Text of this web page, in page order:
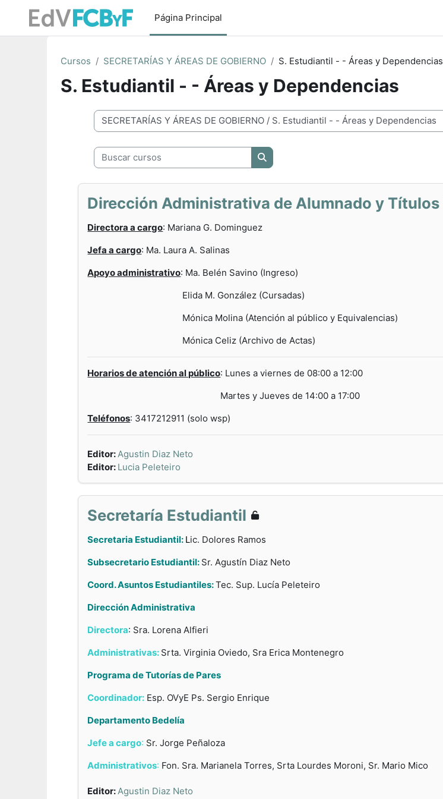
Página Principal
Cursos SECRETARÍAS Y ÁREAS DE GOBIERNO S. Estudiantil - - Áreas y Dependencias
S. Estudiantil - - Áreas y Dependencias
Categorías
Buscar cursos
Buscar cursos
Dirección Administrativa de Alumnado y Títulos
Directora a cargo: Mariana G. Dominguez
Jefa a cargo: Ma. Laura A. Salinas
Apoyo administrativo: Ma. Belén Savino (Ingreso)
Elida M. González (Cursadas)
Mónica Molina (Atención al público y Equivalencias)
Mónica Celiz (Archivo de Actas)
Horarios de atención al público: Lunes a viernes de 08:00 a 12:00
Martes y Jueves de 14:00 a 17:00
Teléfonos: 3417212911 (solo wsp)
Editor:Agustin Diaz Neto
Editor: Lucia Peleteiro
Secretaría Estudiantil
Secretaria Estudiantil: Lic. Dolores Ramos
Subsecretario Estudiantil: Sr. Agustín Diaz Neto
Coord. Asuntos Estudiantiles:Tec. Sup. Lucía Peleteiro
Dirección Administrativa
Directora: Sra. Lorena Alfieri
Administrativas: Srta. Virginia Oviedo, Sra Erica Montenegro
Programa de Tutorías de Pares
Coordinador: Esp. OVyE Ps. Sergio Enrique
Departamento Bedelía
Jefe a cargo: Sr. Jorge Peñaloza
Administrativos: Fon. Sra. Marianela Torres, Srta Lourdes Moroni, Sr. Mario Mico
Editor:Agustin Diaz Neto